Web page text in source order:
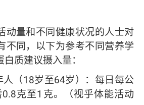
动量和不同健康状况的人士对
不同，以下为参考不同营养学
质建议摄入量：
（18岁至64岁）：每日每公
克至1克。（视乎体能活动